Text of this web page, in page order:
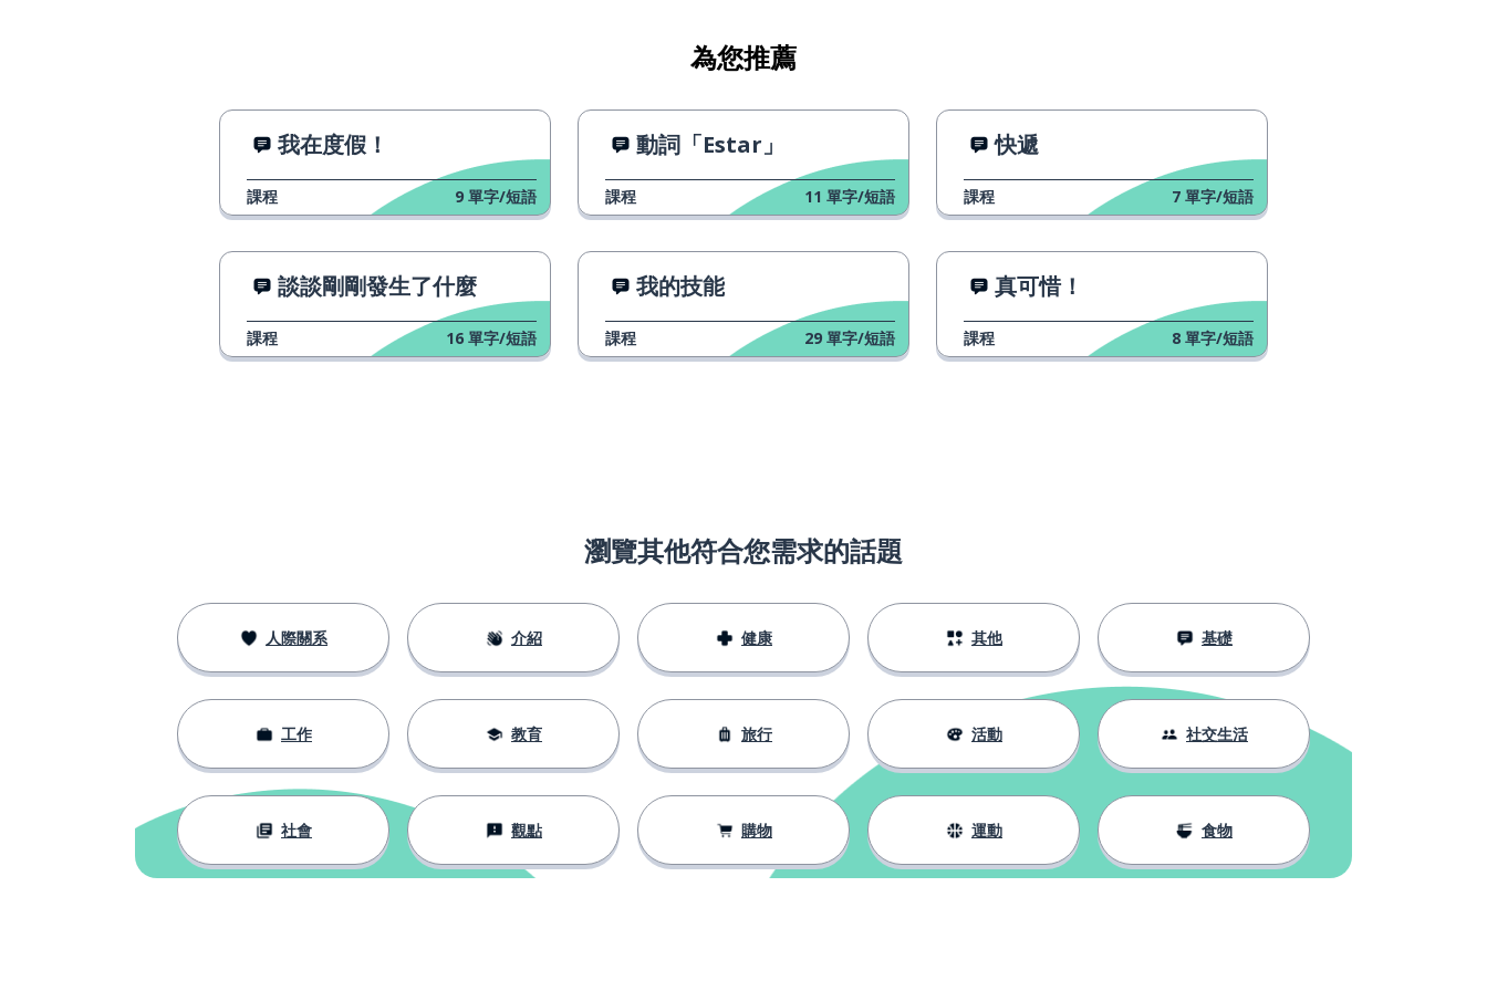
為您推薦
我在度假！
課程 9 單字/短語
動詞「Estar」
課程 11 單字/短語
快遞
課程 7 單字/短語
談談剛剛發生了什麼
課程 16 單字/短語
我的技能
課程 29 單字/短語
真可惜！
課程 8 單字/短語
瀏覽其他符合您需求的話題
人際關系 介紹 健康 其他 基礎
工作 教育 旅行 活動 社交生活
社會 觀點 購物 運動 食物